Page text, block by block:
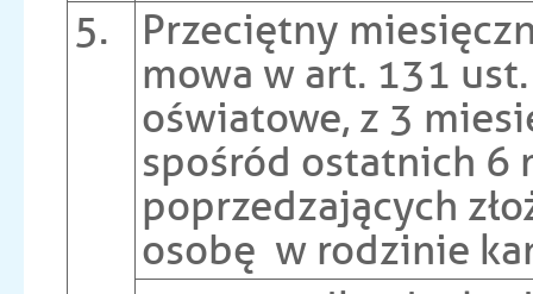
5.
Przeciętny
mowa w art. 131
oświatowe, z 3
spośród ostatnich 6
poprzedzających
osobę w rodzinie